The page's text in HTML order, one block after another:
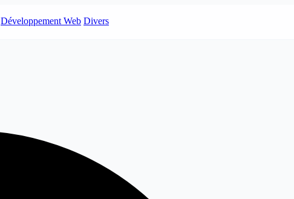
Développement Web Divers